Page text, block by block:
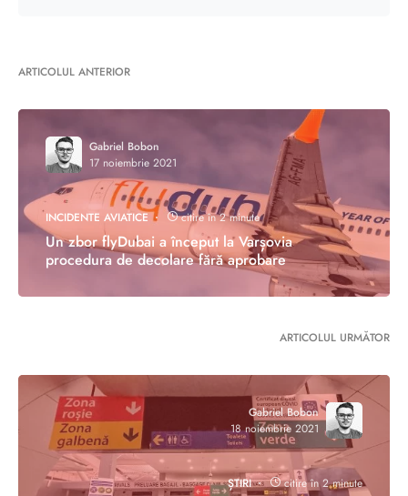
ARTICOLUL ANTERIOR
Gabriel Bobon
17 noiembrie 2021
INCIDENTE AVIATICE citire în 2 minute
Un zbor flyDubai a început la Varșovia
procedura de decolare fără aprobare
ARTICOLUL URMĂTOR
Gabriel Bobon
18 noiembrie 2021
ȘTIRI citire în 2 minute